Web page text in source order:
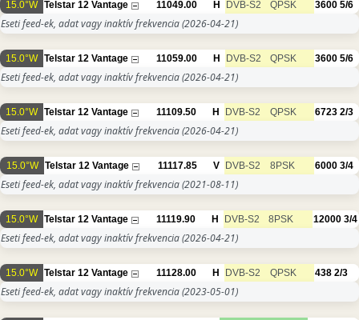
15.0°W Telstar 12 Vantage 11049.00 H DVB-S2 QPSK 3600 5/6
Eseti feed-ek, adat vagy inaktív frekvencia(2026-04-21)
15.0°W Telstar 12 Vantage 11059.00 H DVB-S2 QPSK 3600 5/6
Eseti feed-ek, adat vagy inaktív frekvencia(2026-04-21)
15.0°W Telstar 12 Vantage 11109.50 H DVB-S2 QPSK 6723 2/3
Eseti feed-ek, adat vagy inaktív frekvencia(2026-04-21)
15.0°W Telstar 12 Vantage 11117.85 V DVB-S2 8PSK 6000 3/4
Eseti feed-ek, adat vagy inaktív frekvencia(2021-08-11)
15.0°W Telstar 12 Vantage 11119.90 H DVB-S2 8PSK 12000 3/4
Eseti feed-ek, adat vagy inaktív frekvencia(2026-04-21)
15.0°W Telstar 12 Vantage 11128.00 H DVB-S2 QPSK 438 2/3
Eseti feed-ek, adat vagy inaktív frekvencia(2023-05-01)